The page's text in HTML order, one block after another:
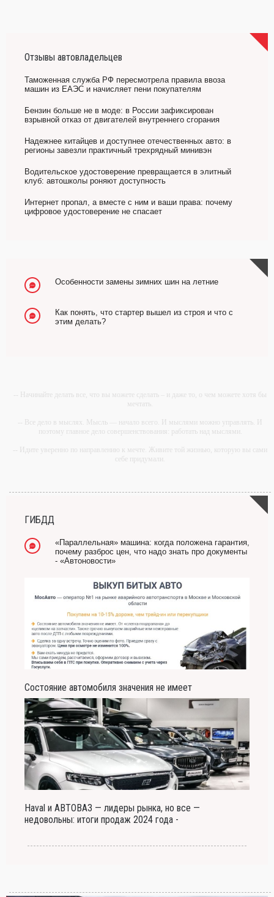
Отзывы автовладельцев
Таможенная служба РФ пересмотрела правила ввоза
машин из ЕАЭС и начисляет пени покупателям
Бензин больше не в моде: в России зафиксирован
взрывной отказ от двигателей внутреннего сгорания
Надежнее китайцев и доступнее отечественных авто: в
регионы завезли практичный трехрядный минивэн
Водительское удостоверение превращается в элитный
клуб: автошколы роняют доступность
Интернет пропал, а вместе с ним и ваши права: почему
цифровое удостоверение не спасает
Особенности замены зимних шин на летние
Как понять, что стартер вышел из строя и что с
этим делать?
-- Начинайте делать все, что вы можете сделать – и даже то, о чем можете хотя бы
мечтать.
-- Все дело в мыслях. Мысль — начало всего. И мыслями можно управлять. И
поэтому главное дело совершенствования: работать над мыслями.
-- Идите уверенно по направлению к мечте. Живите той жизнью, которую вы сами
себе придумали.
-- Лучшее, что можно сделать с хорошим советом, это пропустить его мимо ушей.
Он никогда не бывает полезен никому, кроме того, кто его дал.
ГИБДД
«Параллельная» машина: когда положена гарантия,
почему разброс цен, что надо знать про документы
- «Автоновости»
Состояние автомобиля значения не имеет
Haval и АВТОВАЗ — лидеры рынка, но все —
недовольны: итоги продаж 2024 года -